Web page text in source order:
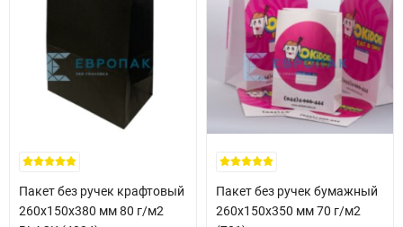
Пакет без ручек крафтовый
260x150x380 мм 80 г/м2
Пакет без ручек бумажный
260x150x350 мм 70 г/м2